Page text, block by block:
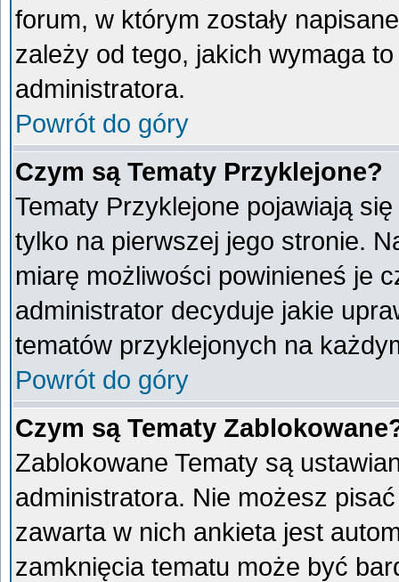
forum, w którym zostały
zależy od tego, jakich wymaga
administratora.
Powrót do góry
Czym są Tematy Przyklejone?
Tematy Przyklejone pojawiają
tylko na pierwszej jego stronie.
miarę możliwości powinieneś je
administrator decyduje jakie
tematów przyklejonych na
Powrót do góry
Czym są Tematy
Zablokowane Tematy są
administratora. Nie możesz
zawarta w nich ankieta jest
zamknięcia tematu może być